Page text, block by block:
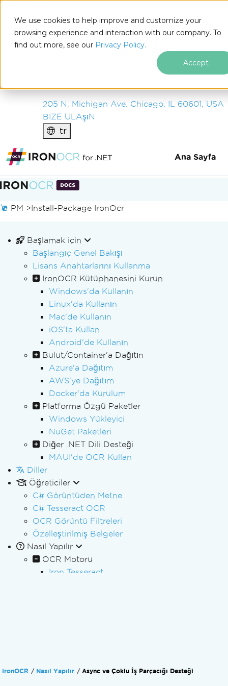
We use cookies to help improve and customize your
browsing experience and interaction with our company. To
find out more, see our Privacy Policy.
Accept
IRONSOFTWARE
ÜRüNLER
KURUM
205 N. Michigan Ave. Chicago, IL 60601, USA
BIZE ULAşıN
tr
Ana Sayfa
Altbilgi içeriğine atla
PM >Install-Package IronOcr
Başlamak için
Başlangıç Genel Bakışı
Lisans Anahtarlarını Kullanma
IronOCR Kütüphanesini Kurun
Windows'da Kullanın
Linux'da Kullanın
Mac'de Kullanın
iOS'ta Kullan
Android'de Kullanın
Bulut/Container'a Dağıtın
Azure'a Dağıtım
AWS'ye Dağıtım
Docker'da Kurulum
Platforma Özgü Paketler
Windows Yükleyici
NuGet Paketleri
Diğer .NET Dili Desteği
MAUI'de OCR Kullan
Diller
Öğreticiler
C# Görüntüden Metne
C# Tesseract OCR
OCR Görüntü Filtreleri
Özelleştirilmiş Belgeler
Nasıl Yapılır
OCR Motoru
Iron Tesseract
Plaka Okuma
IronOCR Nasıl Yapılır Async ve Çoklu İş Parçacığı Desteği